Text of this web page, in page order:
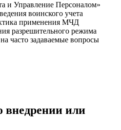
и Управление Персоналом»
воинского учета
применения МЧД
разрешительного режима
часто задаваемые вопросы
или